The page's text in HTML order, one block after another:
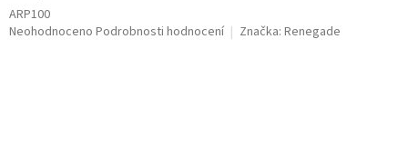
ARP100
Průměrné
Neohodnoceno Podrobnosti hodnocení Značka: Renegade